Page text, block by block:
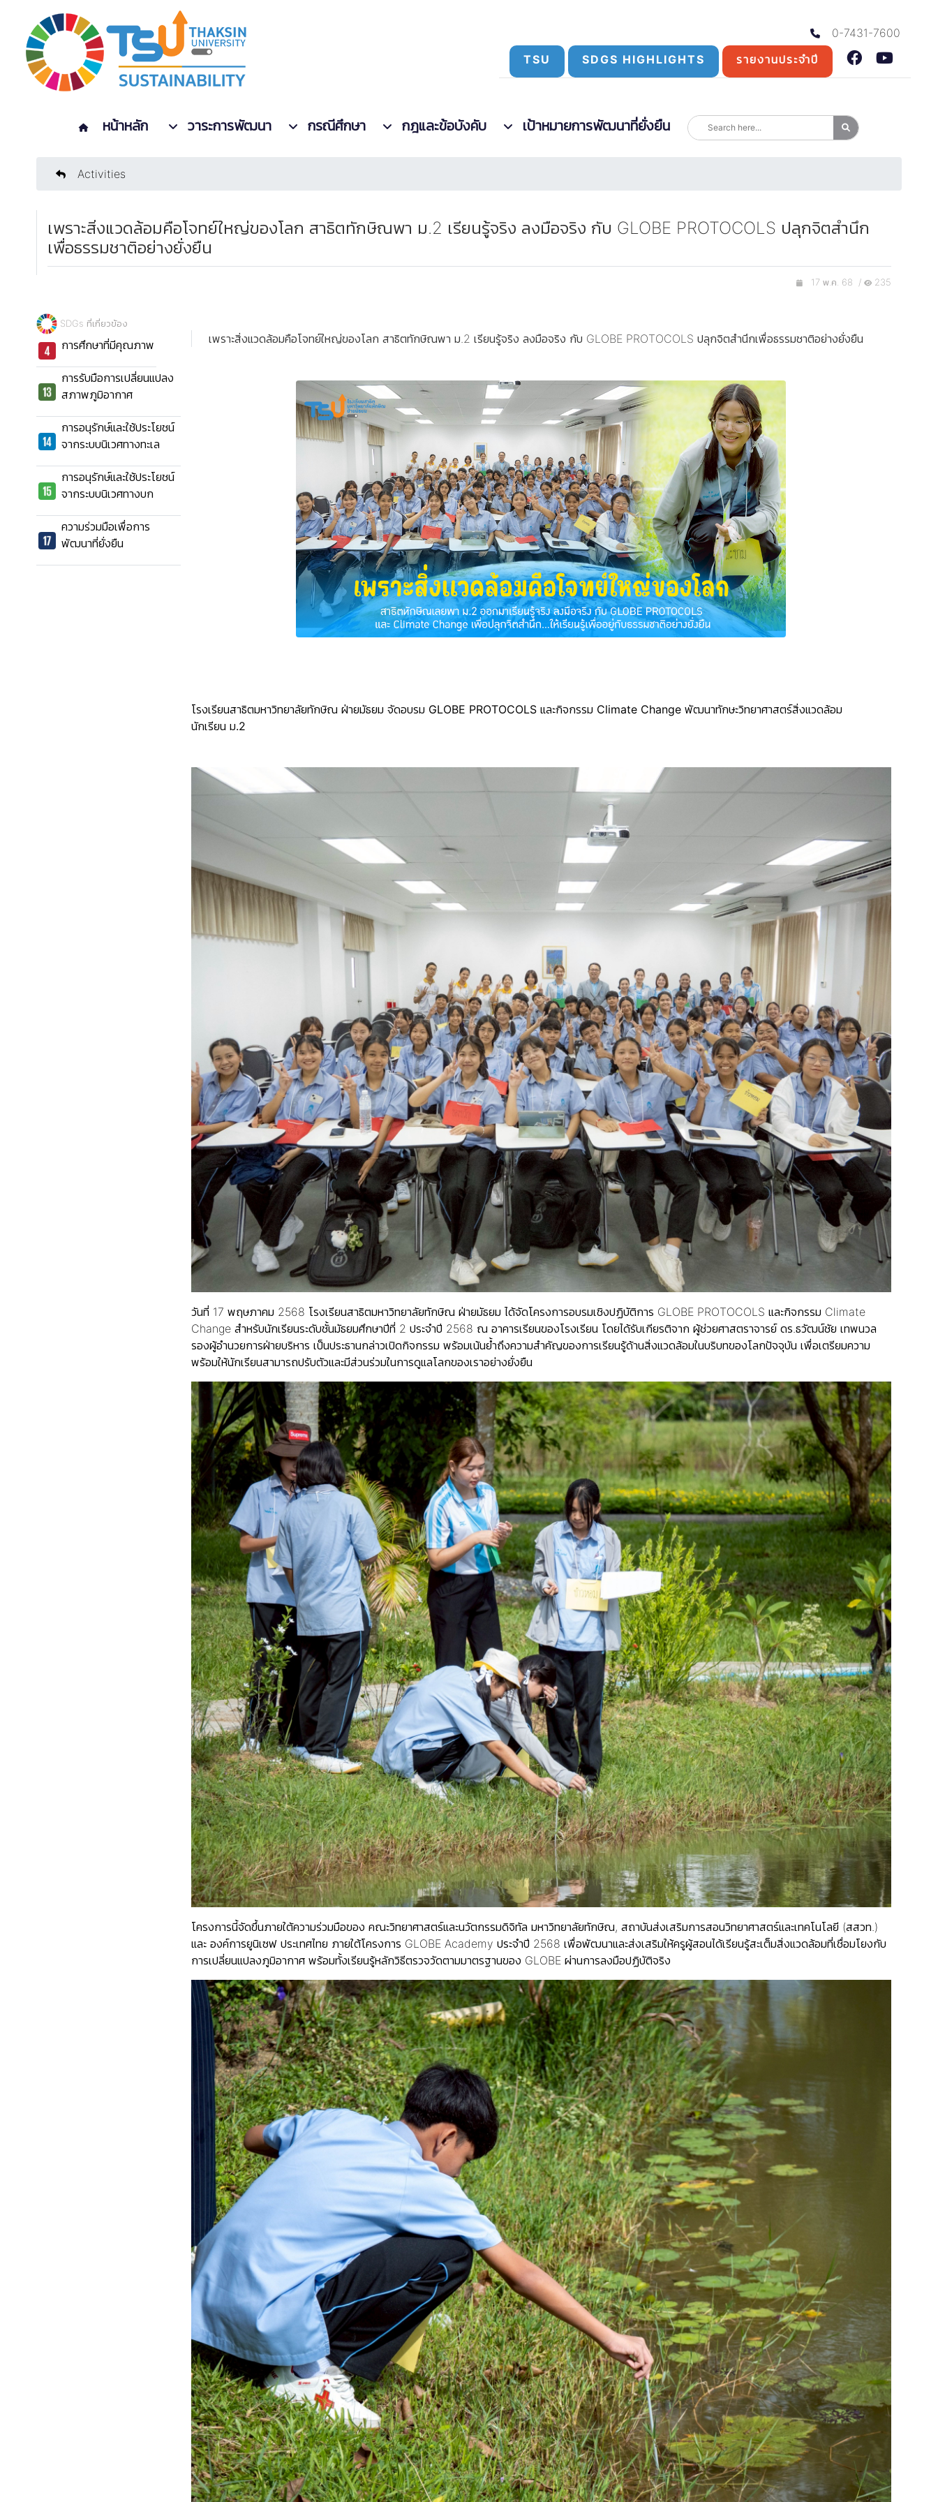
0-7431-7600
TSU
SDGS HIGHLIGHTS รายงานประจำปี
หน้าหลัก วาระการพัฒนา กรณีศึกษา กฎและข้อบังคับ เป้าหมายการพัฒนาที่ยั่งยืน
Activities
เพราะสิ่งแวดล้อมคือโจทย์ใหญ่ของโลก สาธิตทักษิณพา ม.2 เรียนรู้จริง ลงมือจริง กับ GLOBE PROTOCOLS ปลุกจิตสำนึก
เพื่อธรรมชาติอย่างยั่งยืน
17 พ.ค. 68 / 235
SDGs ที่เกี่ยวข้อง
การศึกษาที่มีคุณภาพ
การรับมือการเปลี่ยนแปลง
สภาพภูมิอากาศ
การอนุรักษ์และใช้ประโยชน์
จากระบบนิเวศทางทะเล
การอนุรักษ์และใช้ประโยชน์
จากระบบนิเวศทางบก
ความร่วมมือเพื่อการ
พัฒนาที่ยั่งยืน
เพราะสิ่งแวดล้อมคือโจทย์ใหญ่ของโลก สาธิตทักษิณพา ม.2 เรียนรู้จริง ลงมือจริง กับ GLOBE PROTOCOLS ปลุกจิตสำนึกเพื่อธรรมชาติอย่างยั่งยืน
โรงเรียนสาธิตมหาวิทยาลัยทักษิณ ฝ่ายมัธยม จัดอบรม GLOBE PROTOCOLS และกิจกรรม Climate Change พัฒนาทักษะวิทยาศาสตร์สิ่งแวดล้อม
นักเรียน ม.2
วันที่ 17 พฤษภาคม 2568 โรงเรียนสาธิตมหาวิทยาลัยทักษิณ ฝ่ายมัธยม ได้จัดโครงการอบรมเชิงปฏิบัติการ GLOBE PROTOCOLS และกิจกรรม Climate
Change สำหรับนักเรียนระดับชั้นมัธยมศึกษาปีที่ 2 ประจำปี 2568 ณ อาคารเรียนของโรงเรียน โดยได้รับเกียรติจาก ผู้ช่วยศาสตราจารย์ ดร.ธวัฒน์ชัย เทพนวล
รองผู้อำนวยการฝ่ายบริหาร เป็นประธานกล่าวเปิดกิจกรรม พร้อมเน้นย้ำถึงความสำคัญของการเรียนรู้ด้านสิ่งแวดล้อมในบริบทของโลกปัจจุบัน เพื่อเตรียมความ
พร้อมให้นักเรียนสามารถปรับตัวและมีส่วนร่วมในการดูแลโลกของเราอย่างยั่งยืน
โครงการนี้จัดขึ้นภายใต้ความร่วมมือของ คณะวิทยาศาสตร์และนวัตกรรมดิจิทัล มหาวิทยาลัยทักษิณ, สถาบันส่งเสริมการสอนวิทยาศาสตร์และเทคโนโลยี (สสวท.)
และ องค์การยูนิเซฟ ประเทศไทย ภายใต้โครงการ GLOBE Academy ประจำปี 2568 เพื่อพัฒนาและส่งเสริมให้ครูผู้สอนได้เรียนรู้สะเต็มสิ่งแวดล้อมที่เชื่อมโยงกับ
การเปลี่ยนแปลงภูมิอากาศ พร้อมทั้งเรียนรู้หลักวิธีตรวจวัดตามมาตรฐานของ GLOBE ผ่านการลงมือปฏิบัติจริง